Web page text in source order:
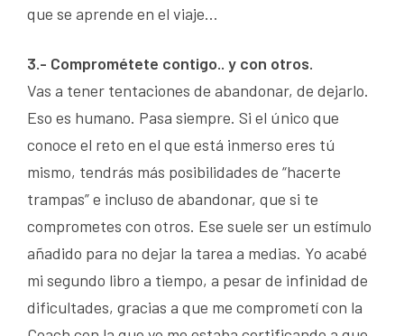
que se aprende en el viaje…
3.- Comprométete contigo.. y con otros.
Vas a tener tentaciones de abandonar, de dejarlo.
Eso es humano. Pasa siempre. Si el único que
conoce el reto en el que está inmerso eres tú
mismo, tendrás más posibilidades de “hacerte
trampas” e incluso de abandonar, que si te
comprometes con otros. Ese suele ser un estímulo
añadido para no dejar la tarea a medias. Yo acabé
mi segundo libro a tiempo, a pesar de infinidad de
dificultades, gracias a que me comprometí con la